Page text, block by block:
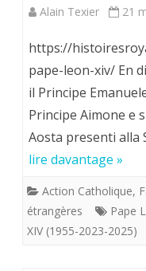
Alain Texier 21
https://
pape-leon-xiv/ En
il Principe
Principe Aimone e
Aosta presenti alla
lire davantage »
Action Catholique,
étrangères
Pape
XIV (1955-2023-2025)